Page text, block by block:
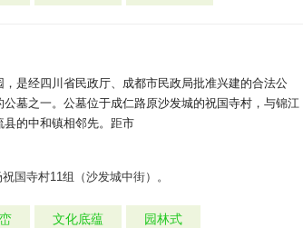
是经四川省民政厅、成都市民政局批准兴建的合法公
墓之一。公墓位于成仁路原沙发城的祝国寺村，与锦江
的中和镇相邻先。距市
国寺村11组（沙发城中街）。
文化底蕴 园林式